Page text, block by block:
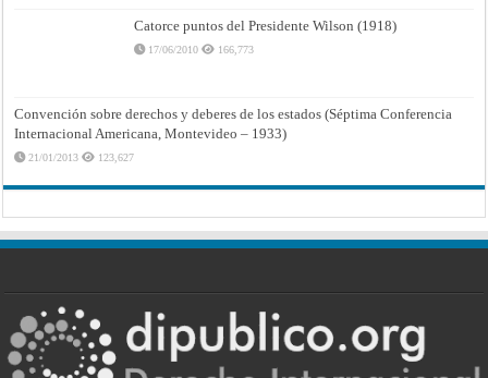
Catorce puntos del Presidente Wilson (1918)
17/06/2010 166,773
Convención sobre derechos y deberes de los estados (Séptima Conferencia
Internacional Americana, Montevideo – 1933)
21/01/2013 123,627